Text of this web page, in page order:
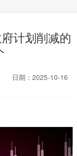
计划削减的
日期：2025-10-16